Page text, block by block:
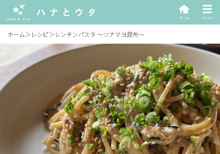
ホーム＞ レシピ＞ レンチンパスタ ～ツナマヨ昆布～